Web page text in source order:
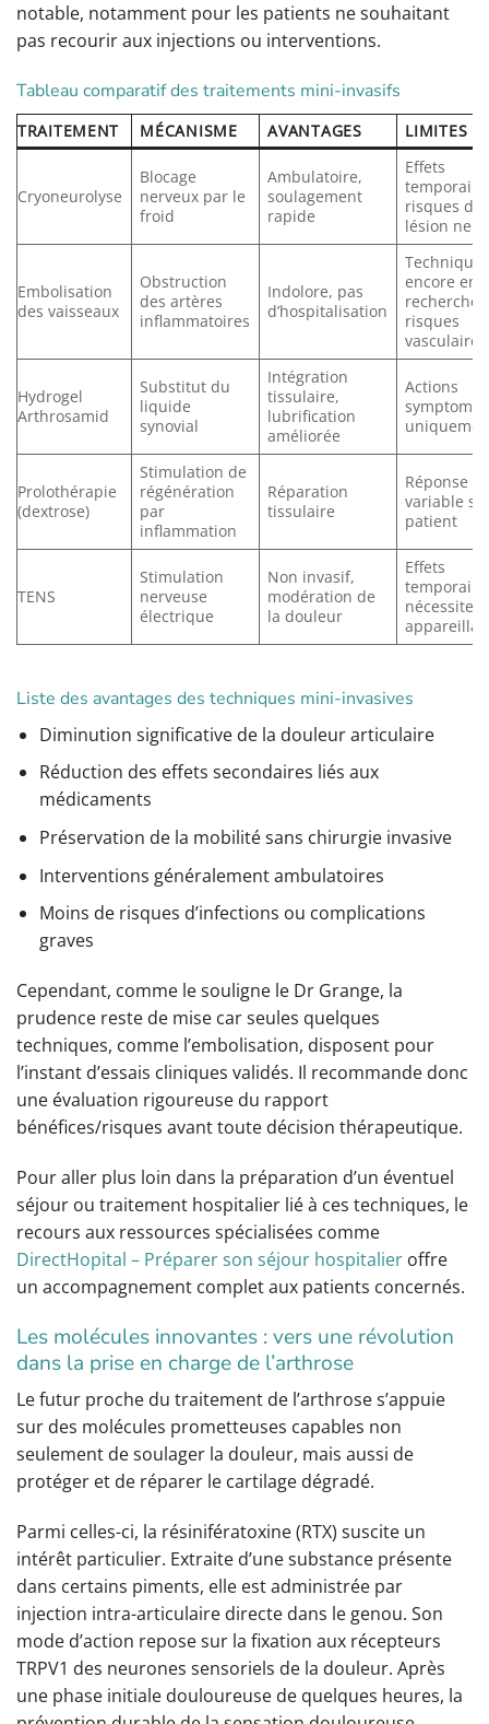
notable, notamment pour les patients ne souhaitant
pas recourir aux injections ou interventions.
Tableau comparatif des traitements mini-invasifs
TRAITEMENT MÉCANISME AVANTAGES LIMITES
Cryoneurolyse
Blocage
nerveux par le
froid
Ambulatoire,
soulagement
rapide
Effets
risques de
lésion
Embolisation
des vaisseaux
Obstruction
des artères
inflammatoires
Indolore, pas
d’hospitalisation
Technique
encore en
recherche,
risques
vasculaires
Hydrogel
Arthrosamid
Substitut du
liquide
synovial
Intégration
tissulaire,
lubrification
améliorée
Actions
Prolothérapie
(dextrose)
Stimulation de
régénération
par
inflammation
Réparation
tissulaire
Réponse
variable
patient
TENS
Stimulation
nerveuse
électrique
Non invasif,
modération de
la douleur
Effets
nécessite
Liste des avantages des techniques mini-invasives
Diminution significative de la douleur articulaire
Réduction des effets secondaires liés aux
médicaments
Préservation de la mobilité sans chirurgie invasive
Interventions généralement ambulatoires
Moins de risques d’infections ou complications
graves
Cependant, comme le souligne le Dr Grange, la
prudence reste de mise car seules quelques
techniques, comme l’embolisation, disposent pour
l’instant d’essais cliniques validés. Il recommande donc
une évaluation rigoureuse du rapport
bénéfices/risques avant toute décision thérapeutique.
Pour aller plus loin dans la préparation d’un éventuel
séjour ou traitement hospitalier lié à ces techniques, le
recours aux ressources spécialisées comme
DirectHopital – Préparer son séjour hospitalier offre
un accompagnement complet aux patients concernés.
Les molécules innovantes : vers une révolution
dans la prise en charge de l’arthrose
Le futur proche du traitement de l’arthrose s’appuie
sur des molécules prometteuses capables non
seulement de soulager la douleur, mais aussi de
protéger et de réparer le cartilage dégradé.
Parmi celles-ci, la résinifératoxine (RTX) suscite un
intérêt particulier. Extraite d’une substance présente
dans certains piments, elle est administrée par
injection intra-articulaire directe dans le genou. Son
mode d’action repose sur la fixation aux récepteurs
TRPV1 des neurones sensoriels de la douleur. Après
une phase initiale douloureuse de quelques heures, la